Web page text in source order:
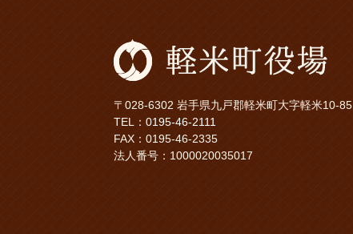
〒028-6302 岩手県九戸郡軽米町大字軽米10-85
TEL： 0195-46-2111
FAX：0195-46-2335
法人番号：1000020035017